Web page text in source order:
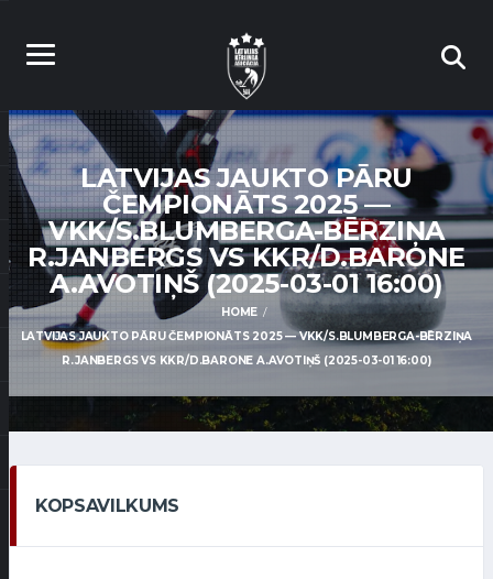
LATVIJAS JAUKTO PĀRU
ČEMPIONĀTS 2025 —
VKK/S.BLUMBERGA-BĒRZIŅA
R.JANBERGS VS KKR/D.BARONE
A.AVOTIŅŠ (2025-03-01 16:00)
HOME
LATVIJAS JAUKTO PĀRU ČEMPIONĀTS 2025 — VKK/S.BLUMBERGA-BĒRZIŅA
R.JANBERGS VS KKR/D.BARONE A.AVOTIŅŠ (2025-03-01 16:00)
KOPSAVILKUMS